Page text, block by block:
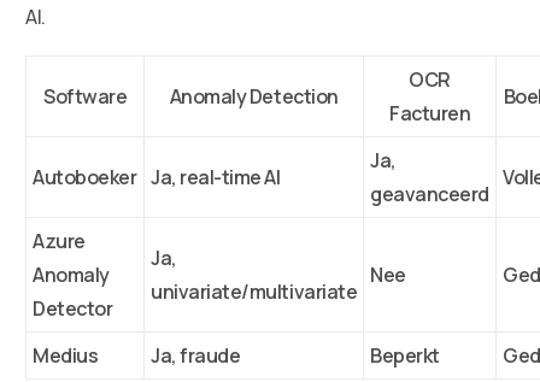
AI.
Software Anomaly Detection
OCR
Facturen
Autoboeker Ja, real-time AI
Ja,
geavanceerd
Azure
Anomaly
Detector
Ja,
univariate/multivariate
Nee
Medius Ja, fraude Beperkt